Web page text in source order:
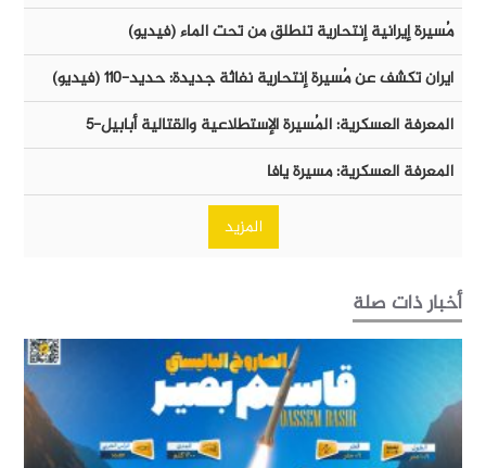
مُسيرة إيرانية إنتحارية تنطلق من تحت الماء (فيديو)
ايران تكشف عن مُسيرة إنتحارية نفاثة جديدة: حديد-١١٠ (فيديو)
المعرفة العسكرية: المُسيرة الإستطلاعية والقتالية أبابيل-٥
المعرفة العسكرية: مسيرة يافا
المزيد
أخبار ذات صلة